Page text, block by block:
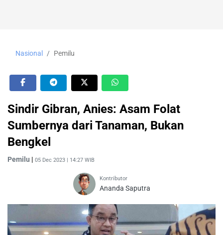
Nasional Pemilu
Sindir Gibran, Anies: Asam Folat
Sumbernya dari Tanaman, Bukan
Bengkel
Pemilu | 05 Dec 2023 | 14:27 WIB
Kontributor
Ananda Saputra